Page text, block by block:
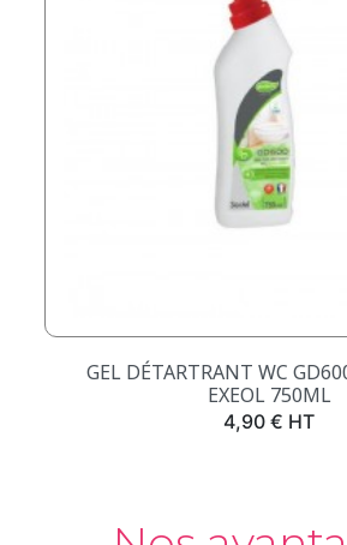
GEL DÉTARTRANT WC
EXEOL 750ML
Prix
4,90 € HT